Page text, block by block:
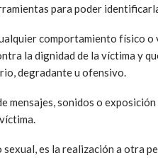
para poder
comportamiento físico
la dignidad de la víctima y
degradante u ofensivo.
mensajes, sonidos o
es la realización a otra